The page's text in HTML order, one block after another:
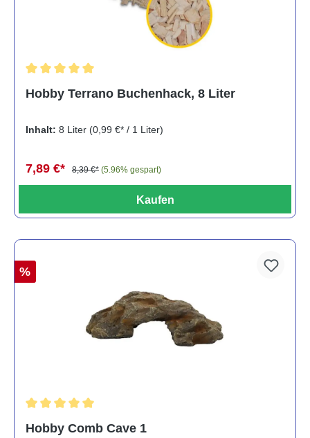
Hobby Terrano Buchenhack, 8 Liter
Inhalt: 8 Liter (0,99 €* / 1 Liter)
7,89 €* 8,39 €* (5.96% gespart)
Kaufen
%
Hobby Comb Cave 1